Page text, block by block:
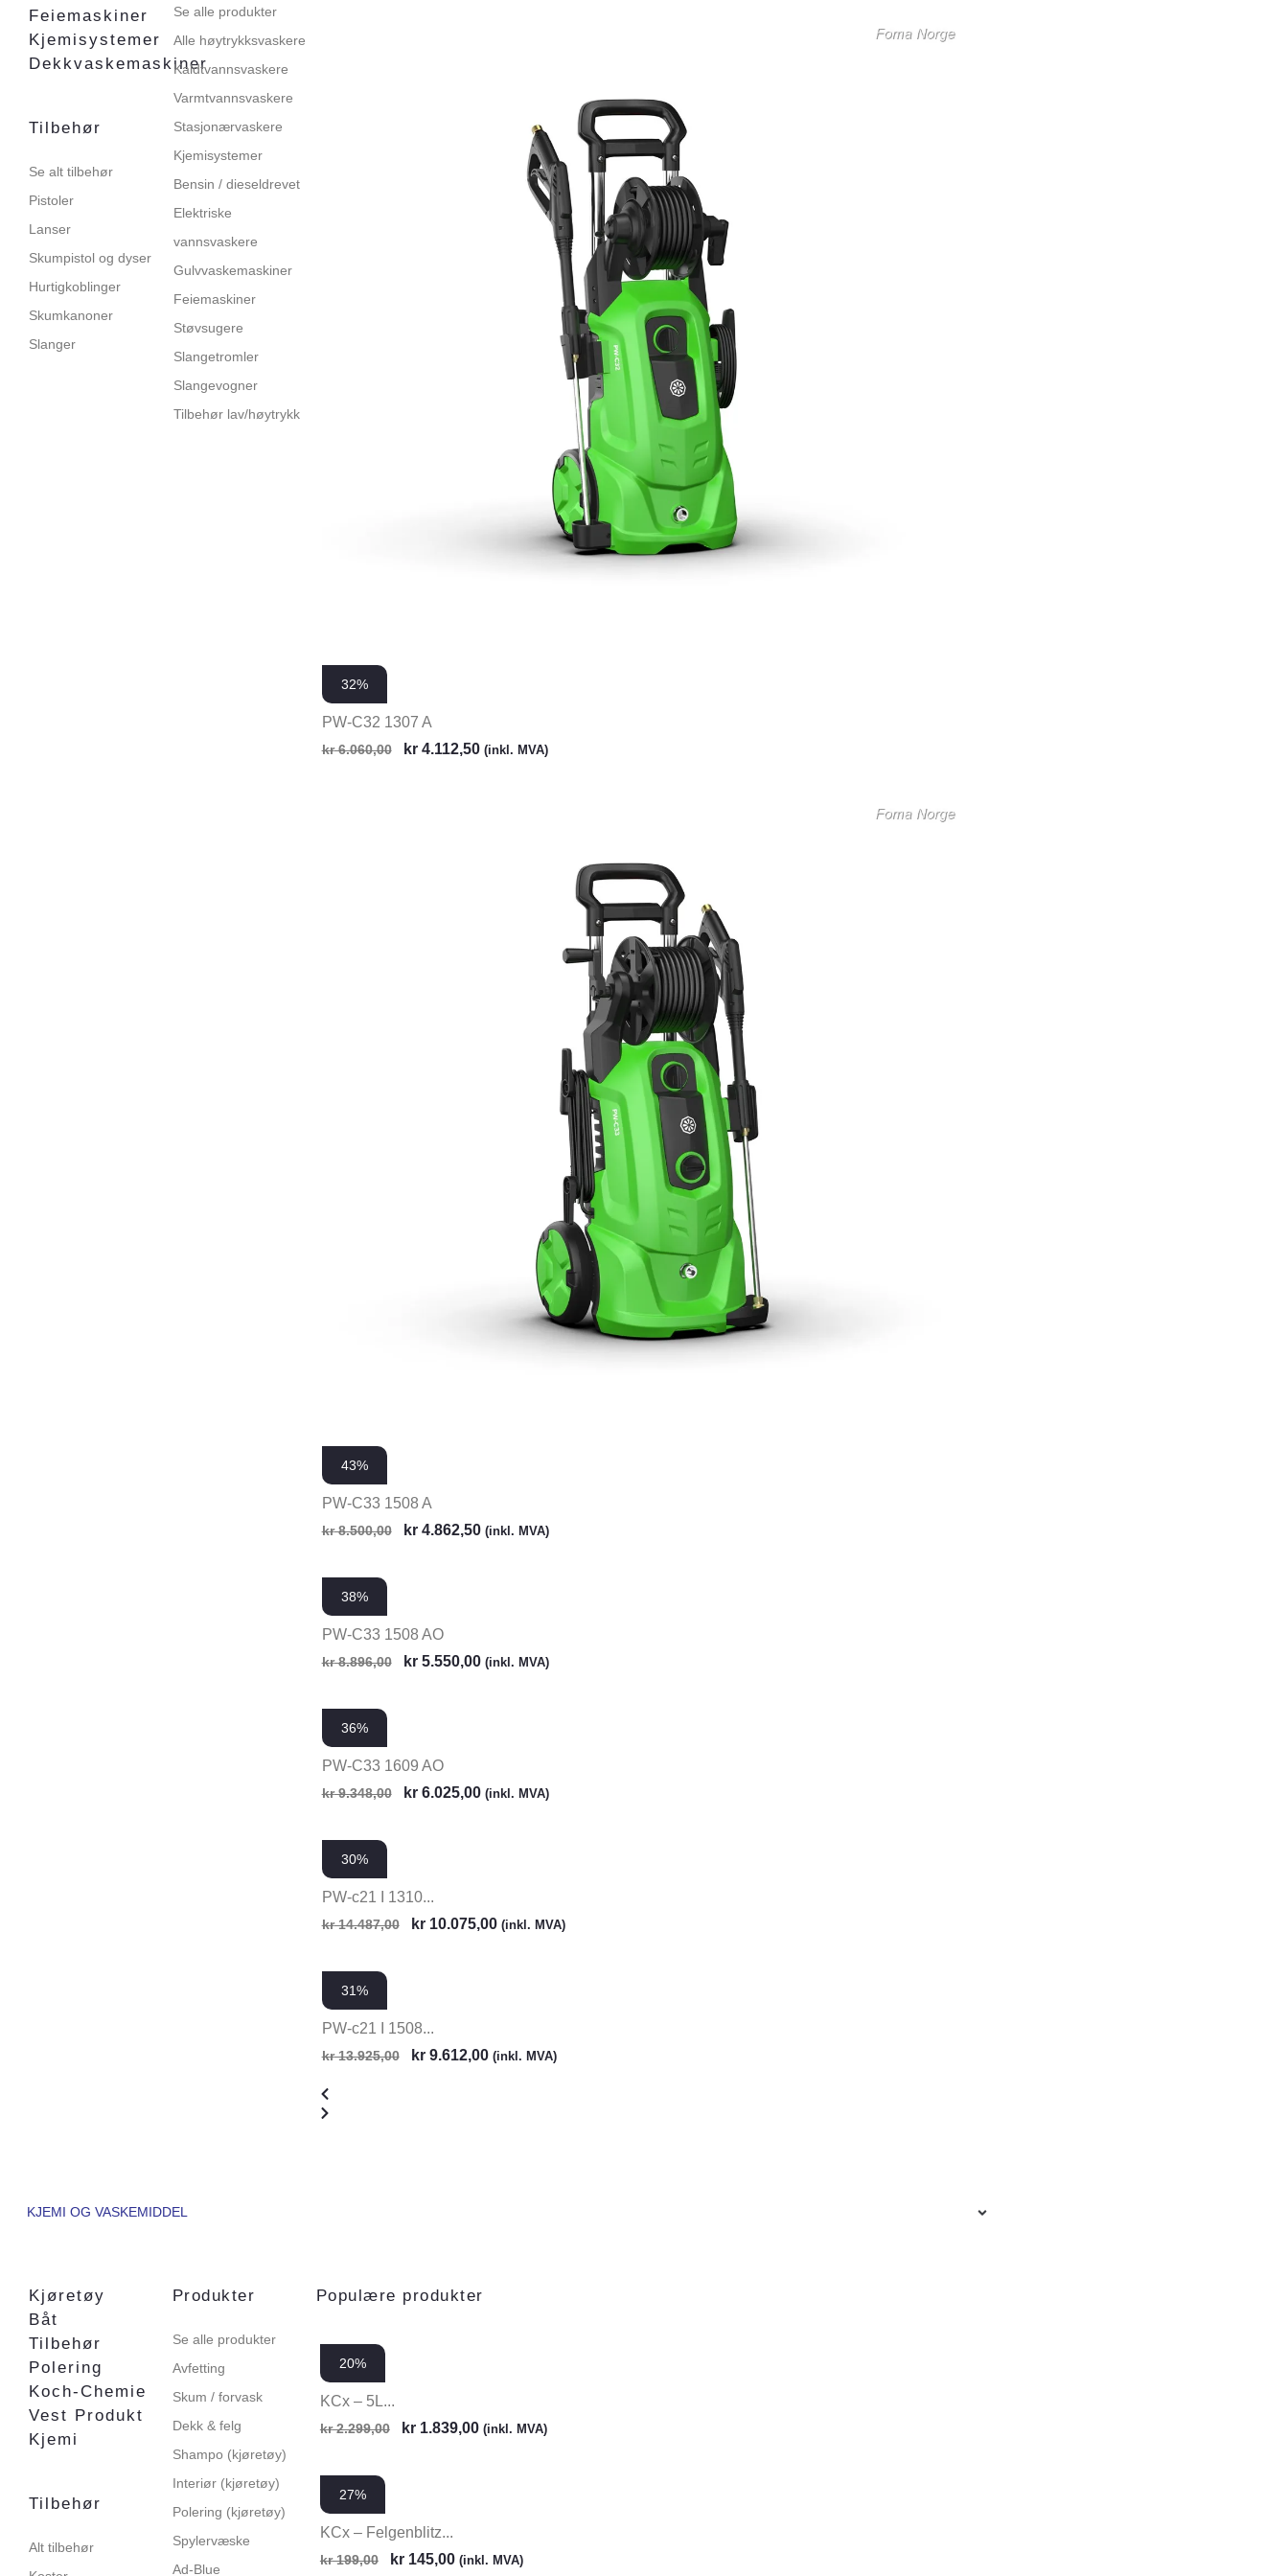
Feiemaskiner
Kjemisystemer
Dekkvaskemaskiner
Tilbehør
Se alt tilbehør
Pistoler
Lanser
Skumpistol og dyser
Hurtigkoblinger
Skumkanoner
Slanger
Se alle produkter
Alle høytrykksvaskere
Kaldtvannsvaskere
Varmtvannsvaskere
Stasjonærvaskere
Kjemisystemer
Bensin / dieseldrevet
Elektriske
vannsvaskere
Gulvvaskemaskiner
Feiemaskiner
Støvsugere
Slangetromler
Slangevogner
Tilbehør lav/høytrykk
32%
PW-C32 1307 A
kr6.060,00 kr4.112,50 (inkl. MVA)
43%
PW-C33 1508 A
kr8.500,00 kr4.862,50 (inkl. MVA)
38%
PW-C33 1508 AO
kr8.896,00 kr5.550,00 (inkl. MVA)
36%
PW-C33 1609 AO
kr9.348,00 kr6.025,00 (inkl. MVA)
30%
PW-c21 I 1310...
kr14.487,00 kr10.075,00 (inkl. MVA)
31%
PW-c21 I 1508...
kr13.925,00 kr9.612,00 (inkl. MVA)
KJEMI OG VASKEMIDDEL
Kjøretøy
Båt
Tilbehør
Polering
Koch-Chemie
Vest Produkt
Kjemi
Tilbehør
Alt tilbehør
Produkter
Se alle produkter
Avfetting
Skum / forvask
Dekk & felg
Shampo (kjøretøy)
Interiør (kjøretøy)
Polering (kjøretøy)
Spylervæske
Ad-Blue
Populære produkter
20%
KCx – 5L...
kr2.299,00 kr1.839,00 (inkl. MVA)
27%
KCx – Felgenblitz...
kr199,00 kr145,00 (inkl. MVA)